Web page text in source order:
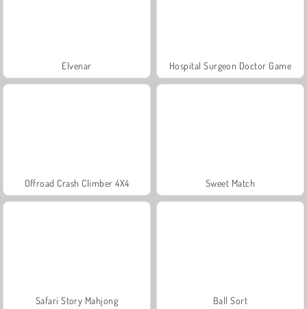
Elvenar Hospital Surgeon Doctor Game
Offroad Crash Climber 4X4 Sweet Match
Safari Story Mahjong Ball Sort